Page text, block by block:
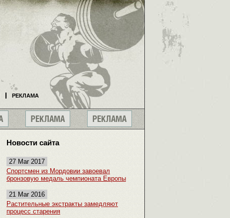
Новости сайта
27 Mar 2017
Спортсмен из Мордовии завоевал
бронзовую медаль чемпионата Европы
21 Mar 2016
Растительные экстракты замедляют
процесс старения
РЕКЛАМА